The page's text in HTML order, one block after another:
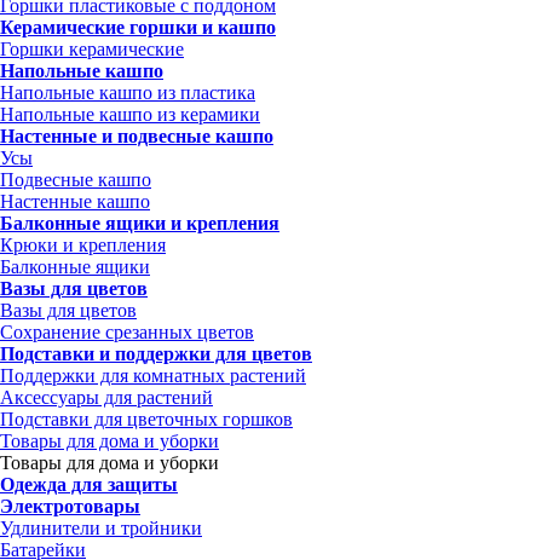
Горшки пластиковые с поддоном
Керамические горшки и кашпо
Горшки керамические
Напольные кашпо
Напольные кашпо из пластика
Напольные кашпо из керамики
Настенные и подвесные кашпо
Усы
Подвесные кашпо
Настенные кашпо
Балконные ящики и крепления
Крюки и крепления
Балконные ящики
Вазы для цветов
Вазы для цветов
Сохранение срезанных цветов
Подставки и поддержки для цветов
Поддержки для комнатных растений
Аксессуары для растений
Подставки для цветочных горшков
Товары для дома и уборки
Товары для дома и уборки
Одежда для защиты
Электротовары
Удлинители и тройники
Батарейки